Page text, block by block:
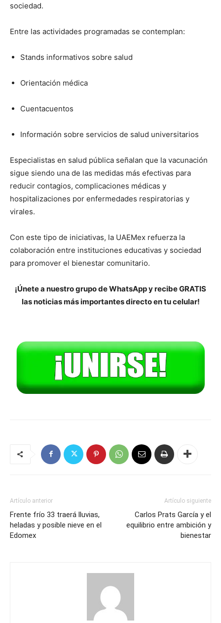
sociedad.
Entre las actividades programadas se contemplan:
Stands informativos sobre salud
Orientación médica
Cuentacuentos
Información sobre servicios de salud universitarios
Especialistas en salud pública señalan que la vacunación
sigue siendo una de las medidas más efectivas para
reducir contagios, complicaciones médicas y
hospitalizaciones por enfermedades respiratorias y
virales.
Con este tipo de iniciativas, la UAEMex refuerza la
colaboración entre instituciones educativas y sociedad
para promover el bienestar comunitario.
¡Únete a nuestro grupo de WhatsApp y recibe GRATIS
las noticias más importantes directo en tu celular!
Artículo anterior
Frente frío 33 traerá lluvias,
heladas y posible nieve en el
Edomex
Artículo siguiente
Carlos Prats García y el
equilibrio entre ambición y
bienestar